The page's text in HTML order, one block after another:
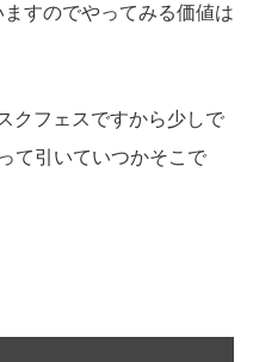
すのでやってみる価値は
クフェスですから少しで
て引いていつかそこで